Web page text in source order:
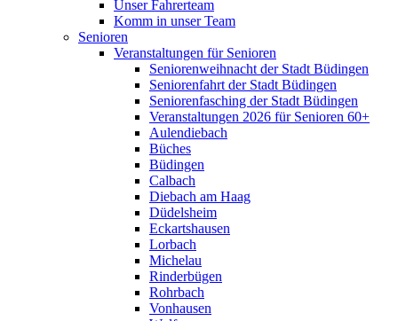
Unser Fahrerteam
Komm in unser Team
Senioren
Veranstaltungen für Senioren
Seniorenweihnacht der Stadt Büdingen
Seniorenfahrt der Stadt Büdingen
Seniorenfasching der Stadt Büdingen
Veranstaltungen 2026 für Senioren 60+
Aulendiebach
Büches
Büdingen
Calbach
Diebach am Haag
Düdelsheim
Eckartshausen
Lorbach
Michelau
Rinderbügen
Rohrbach
Vonhausen